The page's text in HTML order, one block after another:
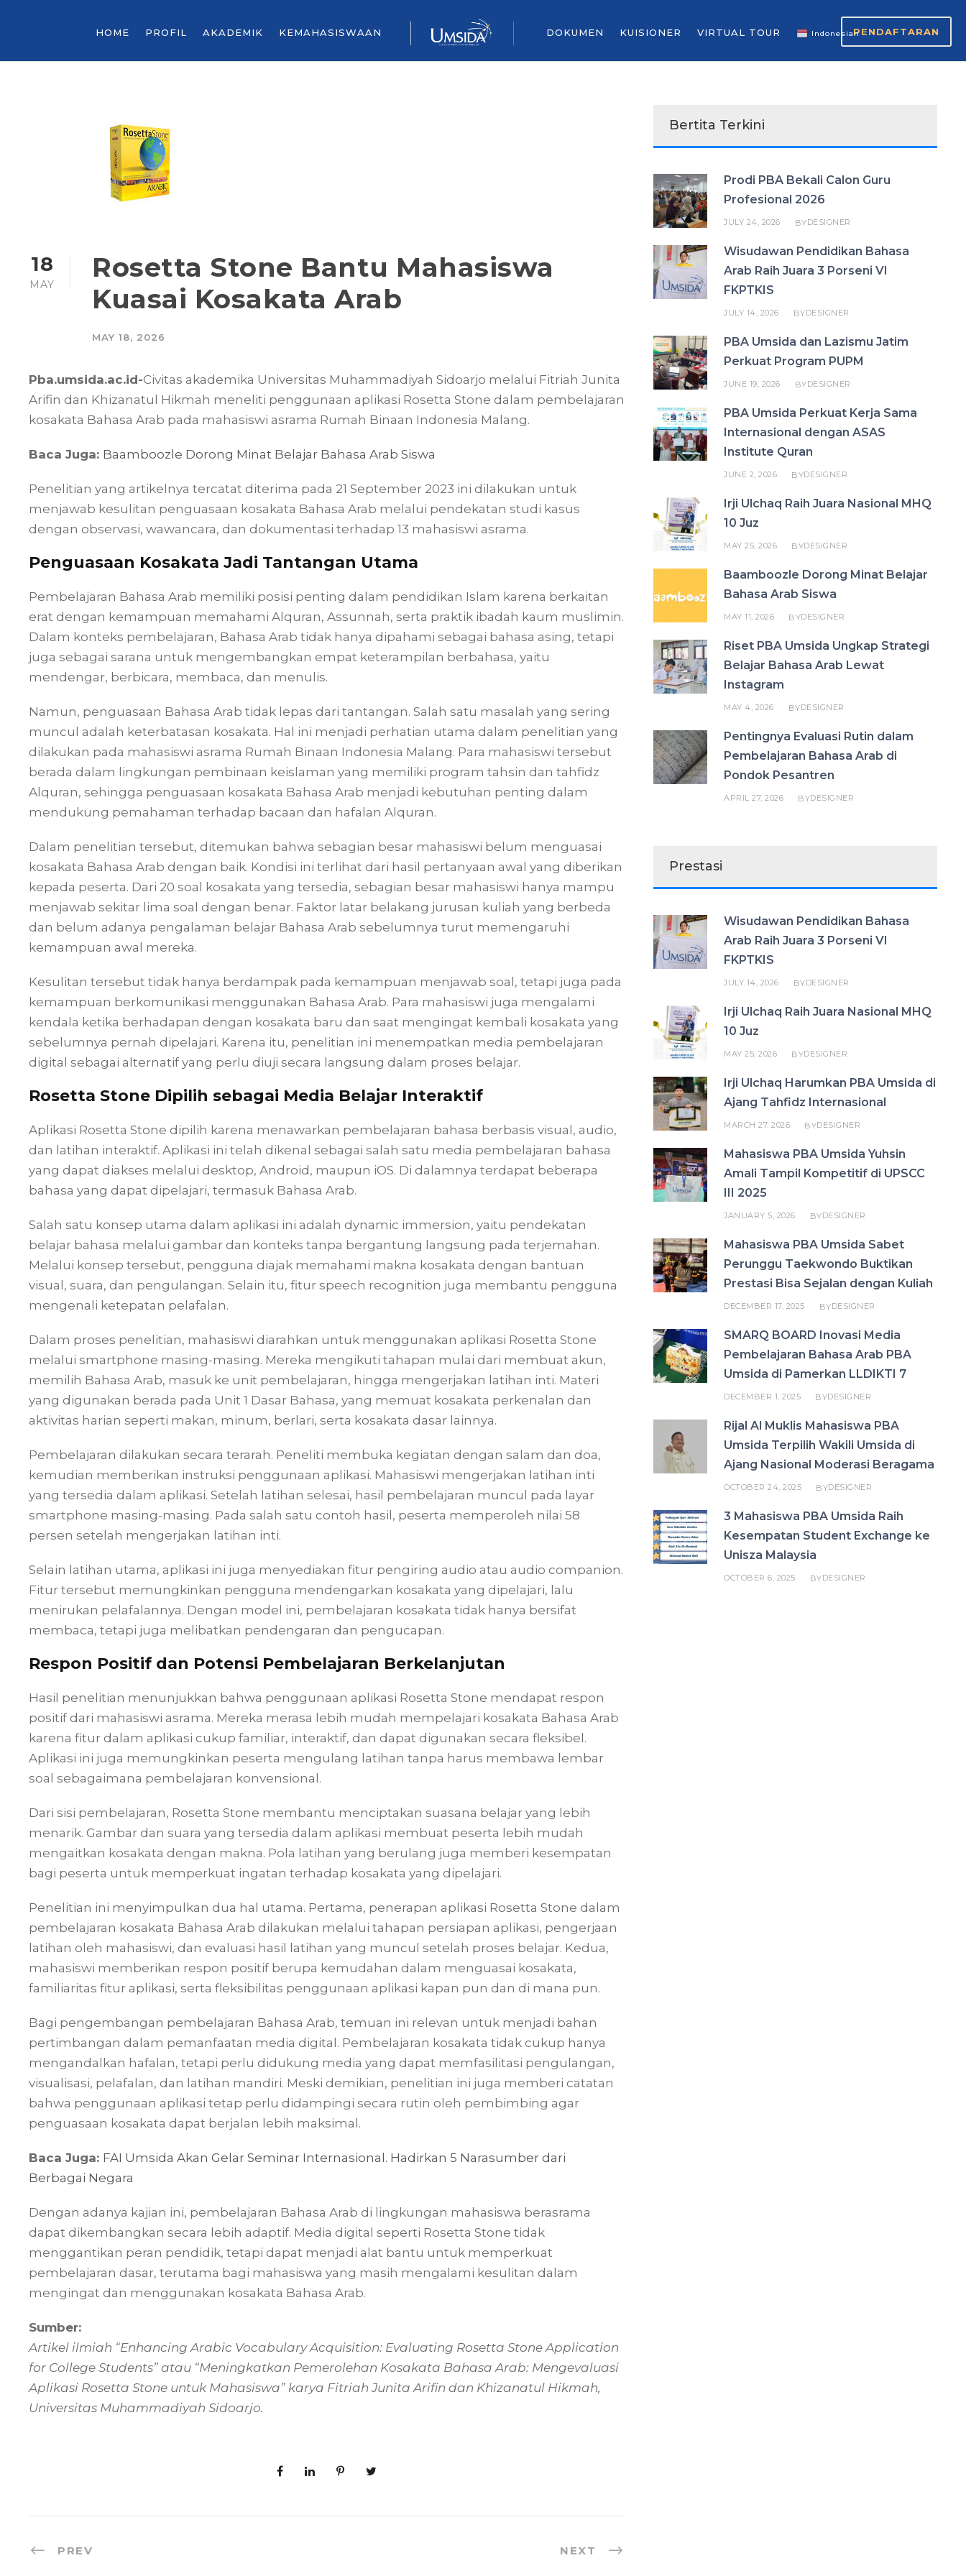
HOME PROFIL AKADEMIK KEMAHASISWAAN DOKUMEN KUISIONER VIRTUAL TOUR Indonesian ▼
PENDAFTARAN
18
MAY
Rosetta Stone Bantu Mahasiswa
Kuasai Kosakata Arab
MAY 18, 2026
Pba.umsida.ac.id-Civitas akademika Universitas Muhammadiyah Sidoarjo melalui Fitriah Junita
Arifin dan Khizanatul Hikmah meneliti penggunaan aplikasi Rosetta Stone dalam pembelajaran
kosakata Bahasa Arab pada mahasiswi asrama Rumah Binaan Indonesia Malang.
Baca Juga: Baamboozle Dorong Minat Belajar Bahasa Arab Siswa
Penelitian yang artikelnya tercatat diterima pada 21 September 2023 ini dilakukan untuk
menjawab kesulitan penguasaan kosakata Bahasa Arab melalui pendekatan studi kasus
dengan observasi, wawancara, dan dokumentasi terhadap 13 mahasiswi asrama.
Penguasaan Kosakata Jadi Tantangan Utama
Pembelajaran Bahasa Arab memiliki posisi penting dalam pendidikan Islam karena berkaitan
erat dengan kemampuan memahami Alquran, Assunnah, serta praktik ibadah kaum muslimin.
Dalam konteks pembelajaran, Bahasa Arab tidak hanya dipahami sebagai bahasa asing, tetapi
juga sebagai sarana untuk mengembangkan empat keterampilan berbahasa, yaitu
mendengar, berbicara, membaca, dan menulis.
Namun, penguasaan Bahasa Arab tidak lepas dari tantangan. Salah satu masalah yang sering
muncul adalah keterbatasan kosakata. Hal ini menjadi perhatian utama dalam penelitian yang
dilakukan pada mahasiswi asrama Rumah Binaan Indonesia Malang. Para mahasiswi tersebut
berada dalam lingkungan pembinaan keislaman yang memiliki program tahsin dan tahfidz
Alquran, sehingga penguasaan kosakata Bahasa Arab menjadi kebutuhan penting dalam
mendukung pemahaman terhadap bacaan dan hafalan Alquran.
Dalam penelitian tersebut, ditemukan bahwa sebagian besar mahasiswi belum menguasai
kosakata Bahasa Arab dengan baik. Kondisi ini terlihat dari hasil pertanyaan awal yang diberikan
kepada peserta. Dari 20 soal kosakata yang tersedia, sebagian besar mahasiswi hanya mampu
menjawab sekitar lima soal dengan benar. Faktor latar belakang jurusan kuliah yang berbeda
dan belum adanya pengalaman belajar Bahasa Arab sebelumnya turut memengaruhi
kemampuan awal mereka.
Kesulitan tersebut tidak hanya berdampak pada kemampuan menjawab soal, tetapi juga pada
kemampuan berkomunikasi menggunakan Bahasa Arab. Para mahasiswi juga mengalami
kendala ketika berhadapan dengan kosakata baru dan saat mengingat kembali kosakata yang
sebelumnya pernah dipelajari. Karena itu, penelitian ini menempatkan media pembelajaran
digital sebagai alternatif yang perlu diuji secara langsung dalam proses belajar.
Rosetta Stone Dipilih sebagai Media Belajar Interaktif
Aplikasi Rosetta Stone dipilih karena menawarkan pembelajaran bahasa berbasis visual, audio,
dan latihan interaktif. Aplikasi ini telah dikenal sebagai salah satu media pembelajaran bahasa
yang dapat diakses melalui desktop, Android, maupun iOS. Di dalamnya terdapat beberapa
bahasa yang dapat dipelajari, termasuk Bahasa Arab.
Salah satu konsep utama dalam aplikasi ini adalah dynamic immersion, yaitu pendekatan
belajar bahasa melalui gambar dan konteks tanpa bergantung langsung pada terjemahan.
Melalui konsep tersebut, pengguna diajak memahami makna kosakata dengan bantuan
visual, suara, dan pengulangan. Selain itu, fitur speech recognition juga membantu pengguna
mengenali ketepatan pelafalan.
Dalam proses penelitian, mahasiswi diarahkan untuk menggunakan aplikasi Rosetta Stone
melalui smartphone masing-masing. Mereka mengikuti tahapan mulai dari membuat akun,
memilih Bahasa Arab, masuk ke unit pembelajaran, hingga mengerjakan latihan inti. Materi
yang digunakan berada pada Unit 1 Dasar Bahasa, yang memuat kosakata perkenalan dan
aktivitas harian seperti makan, minum, berlari, serta kosakata dasar lainnya.
Pembelajaran dilakukan secara terarah. Peneliti membuka kegiatan dengan salam dan doa,
kemudian memberikan instruksi penggunaan aplikasi. Mahasiswi mengerjakan latihan inti
yang tersedia dalam aplikasi. Setelah latihan selesai, hasil pembelajaran muncul pada layar
smartphone masing-masing. Pada salah satu contoh hasil, peserta memperoleh nilai 58
persen setelah mengerjakan latihan inti.
Selain latihan utama, aplikasi ini juga menyediakan fitur pengiring audio atau audio companion.
Fitur tersebut memungkinkan pengguna mendengarkan kosakata yang dipelajari, lalu
menirukan pelafalannya. Dengan model ini, pembelajaran kosakata tidak hanya bersifat
membaca, tetapi juga melibatkan pendengaran dan pengucapan.
Respon Positif dan Potensi Pembelajaran Berkelanjutan
Hasil penelitian menunjukkan bahwa penggunaan aplikasi Rosetta Stone mendapat respon
positif dari mahasiswi asrama. Mereka merasa lebih mudah mempelajari kosakata Bahasa Arab
karena fitur dalam aplikasi cukup familiar, interaktif, dan dapat digunakan secara fleksibel.
Aplikasi ini juga memungkinkan peserta mengulang latihan tanpa harus membawa lembar
soal sebagaimana pembelajaran konvensional.
Dari sisi pembelajaran, Rosetta Stone membantu menciptakan suasana belajar yang lebih
menarik. Gambar dan suara yang tersedia dalam aplikasi membuat peserta lebih mudah
mengaitkan kosakata dengan makna. Pola latihan yang berulang juga memberi kesempatan
bagi peserta untuk memperkuat ingatan terhadap kosakata yang dipelajari.
Penelitian ini menyimpulkan dua hal utama. Pertama, penerapan aplikasi Rosetta Stone dalam
pembelajaran kosakata Bahasa Arab dilakukan melalui tahapan persiapan aplikasi, pengerjaan
latihan oleh mahasiswi, dan evaluasi hasil latihan yang muncul setelah proses belajar. Kedua,
mahasiswi memberikan respon positif berupa kemudahan dalam menguasai kosakata,
familiaritas fitur aplikasi, serta fleksibilitas penggunaan aplikasi kapan pun dan di mana pun.
Bagi pengembangan pembelajaran Bahasa Arab, temuan ini relevan untuk menjadi bahan
pertimbangan dalam pemanfaatan media digital. Pembelajaran kosakata tidak cukup hanya
mengandalkan hafalan, tetapi perlu didukung media yang dapat memfasilitasi pengulangan,
visualisasi, pelafalan, dan latihan mandiri. Meski demikian, penelitian ini juga memberi catatan
bahwa penggunaan aplikasi tetap perlu didampingi secara rutin oleh pembimbing agar
penguasaan kosakata dapat berjalan lebih maksimal.
Baca Juga: FAI Umsida Akan Gelar Seminar Internasional. Hadirkan 5 Narasumber dari
Berbagai Negara
Dengan adanya kajian ini, pembelajaran Bahasa Arab di lingkungan mahasiswa berasrama
dapat dikembangkan secara lebih adaptif. Media digital seperti Rosetta Stone tidak
menggantikan peran pendidik, tetapi dapat menjadi alat bantu untuk memperkuat
pembelajaran dasar, terutama bagi mahasiswa yang masih mengalami kesulitan dalam
mengingat dan menggunakan kosakata Bahasa Arab.
Sumber:
Artikel ilmiah “Enhancing Arabic Vocabulary Acquisition: Evaluating Rosetta Stone Application
for College Students” atau “Meningkatkan Pemerolehan Kosakata Bahasa Arab: Mengevaluasi
Aplikasi Rosetta Stone untuk Mahasiswa” karya Fitriah Junita Arifin dan Khizanatul Hikmah,
Universitas Muhammadiyah Sidoarjo.
PREV NEXT
Bertita Terkini
Prodi PBA Bekali Calon Guru
Profesional 2026
JULY 24, 2026 BYDESIGNER
Wisudawan Pendidikan Bahasa
Arab Raih Juara 3 Porseni VI
FKPTKIS
JULY 14, 2026 BYDESIGNER
PBA Umsida dan Lazismu Jatim
Perkuat Program PUPM
JUNE 19, 2026 BYDESIGNER
PBA Umsida Perkuat Kerja Sama
Internasional dengan ASAS
Institute Quran
JUNE 2, 2026 BYDESIGNER
Irji Ulchaq Raih Juara Nasional MHQ
10 Juz
MAY 25, 2026 BYDESIGNER
Baamboozle Dorong Minat Belajar
Bahasa Arab Siswa
MAY 11, 2026 BYDESIGNER
Riset PBA Umsida Ungkap Strategi
Belajar Bahasa Arab Lewat
Instagram
MAY 4, 2026 BYDESIGNER
Pentingnya Evaluasi Rutin dalam
Pembelajaran Bahasa Arab di
Pondok Pesantren
APRIL 27, 2026 BYDESIGNER
Prestasi
Wisudawan Pendidikan Bahasa
Arab Raih Juara 3 Porseni VI
FKPTKIS
JULY 14, 2026 BYDESIGNER
Irji Ulchaq Raih Juara Nasional MHQ
10 Juz
MAY 25, 2026 BYDESIGNER
Irji Ulchaq Harumkan PBA Umsida di
Ajang Tahfidz Internasional
MARCH 27, 2026 BYDESIGNER
Mahasiswa PBA Umsida Yuhsin
Amali Tampil Kompetitif di UPSCC
III 2025
JANUARY 5, 2026 BYDESIGNER
Mahasiswa PBA Umsida Sabet
Perunggu Taekwondo Buktikan
Prestasi Bisa Sejalan dengan Kuliah
DECEMBER 17, 2025 BYDESIGNER
SMARQ BOARD Inovasi Media
Pembelajaran Bahasa Arab PBA
Umsida di Pamerkan LLDIKTI 7
DECEMBER 1, 2025 BYDESIGNER
Rijal Al Muklis Mahasiswa PBA
Umsida Terpilih Wakili Umsida di
Ajang Nasional Moderasi Beragama
OCTOBER 24, 2025 BYDESIGNER
3 Mahasiswa PBA Umsida Raih
Kesempatan Student Exchange ke
Unisza Malaysia
OCTOBER 6, 2025 BYDESIGNER